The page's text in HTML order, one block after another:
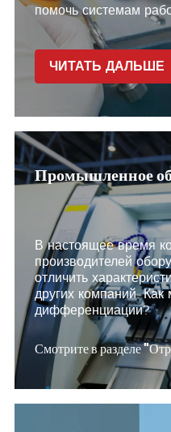
помочь системам
ЧИТАТЬ ДАЛЬШЕ
Промышленное
В настоящее время
производителей
отличить
других компаний.
дифференциации?
Смотрите в разделе